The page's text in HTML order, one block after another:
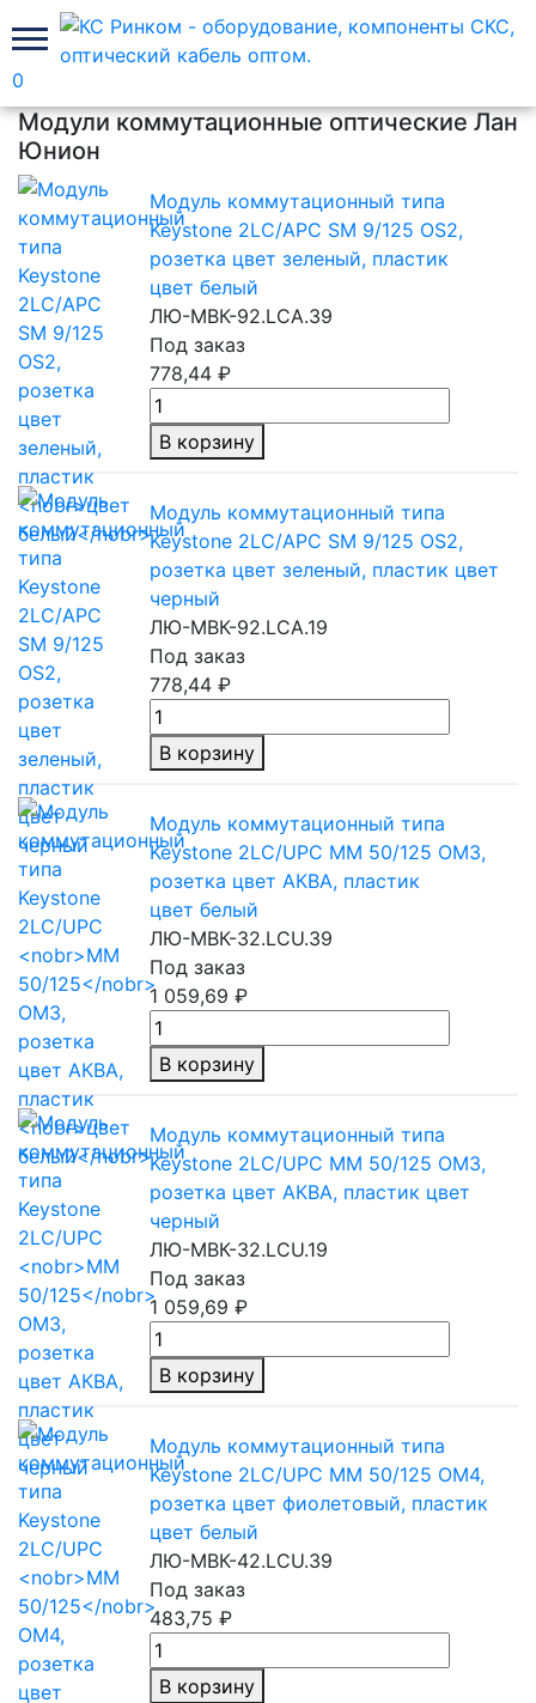
0
Главная
Модули коммутационные оптические Лан
Юнион
Модуль коммутационный типа
Keystone 2LC/APC SM 9/125 OS2,
розетка цвет зеленый, пластик
цвет белый
ЛЮ-МВК-92.LCA.39
Под заказ
778,44 ₽
В корзину
Модуль коммутационный типа
Keystone 2LC/APC SM 9/125 OS2,
розетка цвет зеленый, пластик цвет
черный
ЛЮ-МВК-92.LCA.19
Под заказ
778,44 ₽
В корзину
Модуль коммутационный типа
Keystone 2LC/UPC MM 50/125 ОМ3,
розетка цвет АКВА, пластик
цвет белый
ЛЮ-МВК-32.LCU.39
Под заказ
1 059,69 ₽
В корзину
Модуль коммутационный типа
Keystone 2LC/UPC MM 50/125 ОМ3,
розетка цвет АКВА, пластик цвет
черный
ЛЮ-МВК-32.LCU.19
Под заказ
1 059,69 ₽
В корзину
Модуль коммутационный типа
Keystone 2LC/UPC MM 50/125 ОМ4,
розетка цвет фиолетовый, пластик
цвет белый
ЛЮ-МВК-42.LCU.39
Под заказ
483,75 ₽
В корзину